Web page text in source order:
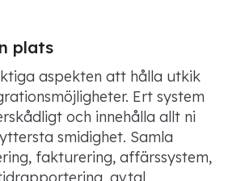
plats
aspekten att hålla utkik
Ert system
och innehålla allt ni
smidighet. Samla
fakturering, affärssystem,